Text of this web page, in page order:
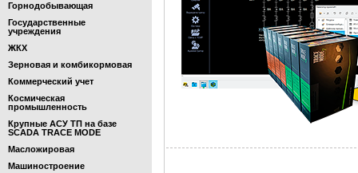
Горнодобывающая
Государственные
учреждения
ЖКХ
Зерновая и комбикормовая
Коммерческий учет
Космическая
промышленность
Крупные АСУ ТП на базе
SCADA TRACE MODE
Масложировая
Машиностроение